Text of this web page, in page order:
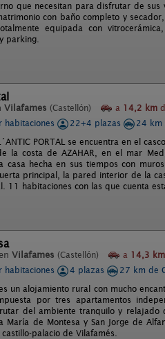
que necesitan para disfrutar de
con baño completo y
equipada con
parking.
Vilafames (Castellón) a 14,2 km
habitaciones
22+4 plazas
24 km
PORTAL se encuentra en el
la costa de AZAHAR, en el mar
casa hecha en sus tiempos con
principal, la pared interior de la
11 habitaciones con las que cuenta
Vilafames (Castellón) a 14,3 km
habitaciones
4 plazas 27 km de
un alojamiento rural con mucho
por tres apartamentos
del ambiente tranquilo y relajado
María de Montesa y San Jorge de
palacio de Vilafamés.